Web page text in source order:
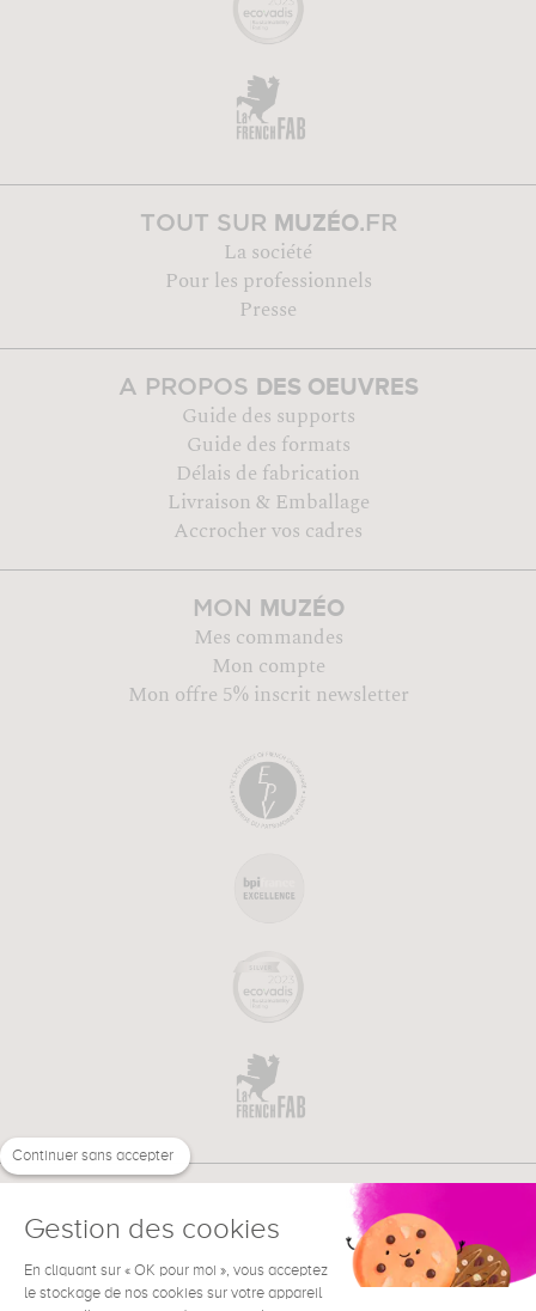
TOUT SUR MUZÉO.FR
La société
Pour les professionnels
Presse
A PROPOS DES OEUVRES
Guide des supports
Guide des formats
Délais de fabrication
Livraison & Emballage
Accrocher vos cadres
MON MUZÉO
Mes commandes
Mon compte
Mon offre 5% inscrit newsletter
BESOIN D'AIDE ? FR
Continuer sans accepter
Gestion des cookies
En cliquant sur « OK pour moi », vous acceptez
le stockage de nos cookies sur votre appareil